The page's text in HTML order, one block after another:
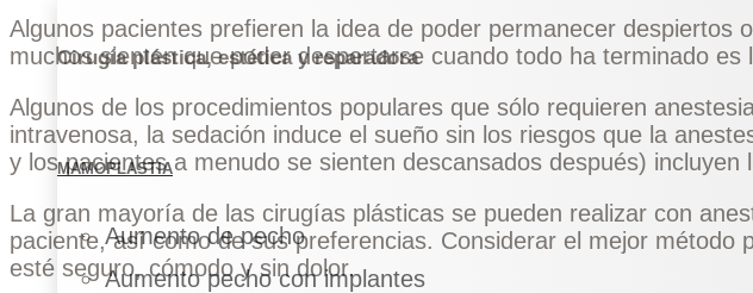
Cirugía plástica, estética y reparadora
MAMOPLASTIA
Aumento de pecho
Aumento pecho con implantes
Algunos pacientes prefieren la idea de poder permanecer
muchos sienten que poder despertarse cuando todo ha terminado
Algunos de los procedimientos populares que sólo requieren
intravenosa, la sedación induce el sueño sin los riesgos que la
y los pacientes a menudo se sienten descansados después)
La gran mayoría de las cirugías plásticas se pueden realizar con
paciente, así como de sus preferencias. Considerar el mejor
esté seguro, cómodo y sin dolor.